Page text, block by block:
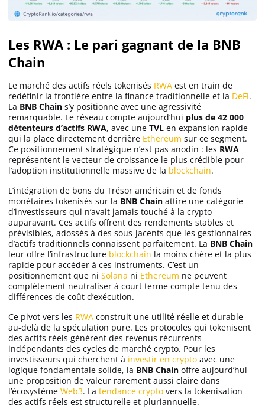
Les RWA : Le pari gagnant de la BNB
Chain
Le marché des actifs réels tokenisés RWA est en train de
redéfinir la frontière entre la finance traditionnelle et la DeFi.
La BNB Chain s’y positionne avec une agressivité
remarquable. Le réseau compte aujourd’hui plus de 42 000
détenteurs d’actifs RWA, avec une TVL en expansion rapide
qui la place directement derrière Ethereum sur ce segment.
Ce positionnement stratégique n’est pas anodin : les RWA
représentent le vecteur de croissance le plus crédible pour
l’adoption institutionnelle massive de la blockchain.
L’intégration de bons du Trésor américain et de fonds
monétaires tokenisés sur la BNB Chain attire une catégorie
d’investisseurs qui n’avait jamais touché à la crypto
auparavant. Ces actifs offrent des rendements stables et
prévisibles, adossés à des sous-jacents que les gestionnaires
d’actifs traditionnels connaissent parfaitement. La BNB Chain
leur offre l’infrastructure blockchain la moins chère et la plus
rapide pour accéder à ces instruments. C’est un
positionnement que ni Solana ni Ethereum ne peuvent
complètement neutraliser à court terme compte tenu des
différences de coût d’exécution.
Ce pivot vers les RWA construit une utilité réelle et durable
au-delà de la spéculation pure. Les protocoles qui tokenisent
des actifs réels génèrent des revenus récurrents
indépendants des cycles de marché crypto. Pour les
investisseurs qui cherchent à investir en crypto avec une
logique fondamentale solide, la BNB Chain offre aujourd’hui
une proposition de valeur rarement aussi claire dans
l’écosystème Web3. La tendance crypto vers la tokenisation
des actifs réels est structurelle et pluriannuelle.